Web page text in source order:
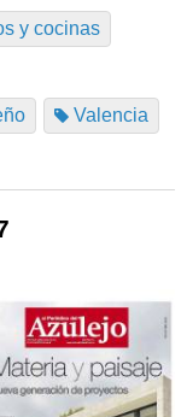
y cocinas
Valencia